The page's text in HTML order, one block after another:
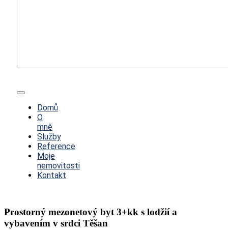
Toggle
NavigationDomů
O
mně
Služby
Reference
Moje
nemovitosti
Kontakt
Prostorný mezonetový byt 3+kk s lodžií a
vybavením v srdci Těšan